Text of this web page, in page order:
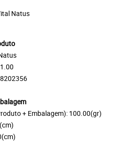
Natus
+ Embalagem): 100.00(gr)